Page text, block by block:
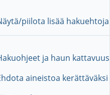
piilota lisää hakuehtoja
ja haun kattavuus
aineistoa kerättäväksi